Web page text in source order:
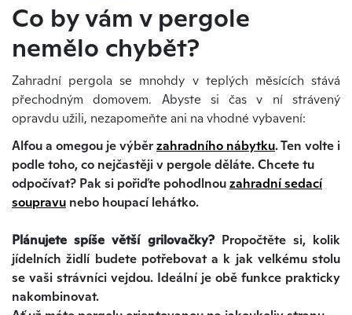
Co by vám v pergole
nemělo chybět?
Zahradní pergola se mnohdy v teplých měsících stává
přechodným domovem. Abyste si čas v ní strávený
opravdu užili, nezapomeňte ani na vhodné vybavení:
Alfou a omegou je výběrzahradního nábytku. Ten volte i
podle toho, co nejčastěji v pergole děláte. Chcete tu
odpočívat? Pak si pořiďte pohodlnouzahradní sedací
soupravu nebo houpací lehátko.
Plánujete spíše větší grilovačky?Propočtěte si, kolik
jídelních židlí budete potřebovat a k jak velkému stolu
se vaši strávníci vejdou. Ideální je obě funkce prakticky
nakombinovat.